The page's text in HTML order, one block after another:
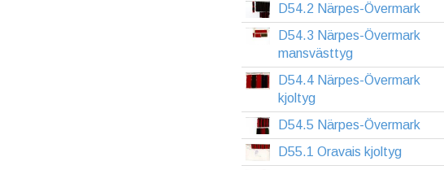
D54.2 Närpes-Övermark
D54.3 Närpes-Övermark
mansvästtyg
D54.4 Närpes-Övermark
kjoltyg
D54.5 Närpes-Övermark
D55.1 Oravais kjoltyg